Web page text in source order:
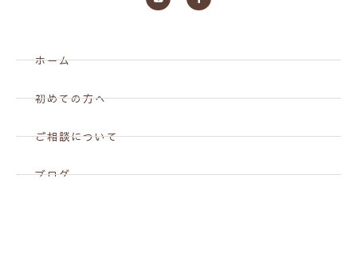
ホーム
初めての方へ
ご相談について
ブログ